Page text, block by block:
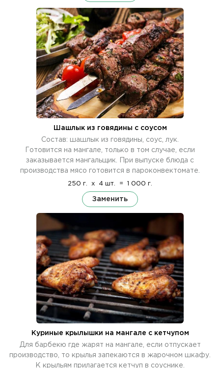
Шашлык из говядины с соусом
Состав: шашлык из говядины, соус, лук.
Готовится на мангале, только в том случае, если
заказывается мангальщик. При выпуске блюда с
производства мясо готовится в пароконвектомате.
250 г. x 4 шт. = 1 000 г.
Заменить
Куриные крылышки на мангале с кетчупом
Для барбекю где жарят на мангале, если отпускает
производство, то крылья запекаются в жарочном шкафу.
К крыльям прилагается кетчуп в соуснике.